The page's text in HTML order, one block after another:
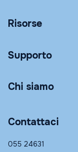
Risorse
Supporto
Chi siamo
Contattaci
055 24631